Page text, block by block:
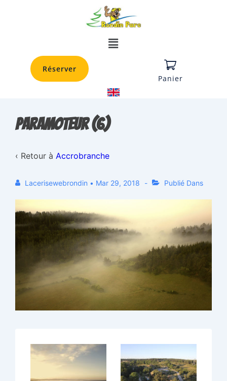
Réserver
Panier
paramoteur (6)
‹ Retour à Accrobranche
Lacerisewebrondin • Mar 29, 2018 Publié Dans